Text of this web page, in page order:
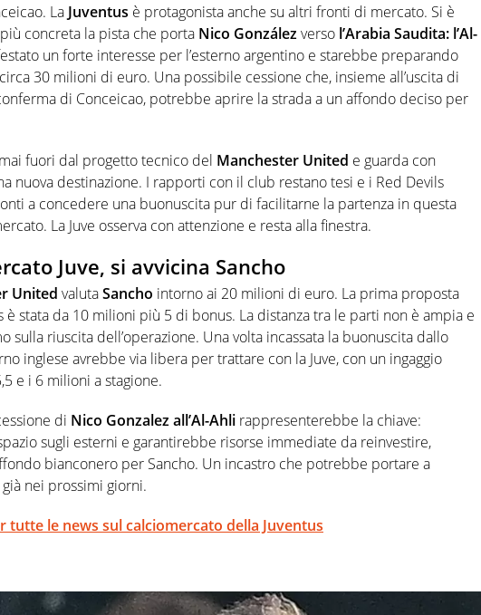
La Juventus è protagonista anche su altri fronti di mercato. Si è
concreta la pista che porta Nico Gonzálezverso l’Arabia Saudita: l’Al-
un forte interesse per l’esterno argentino e starebbe preparando
30 milioni di euro. Una possibile cessione che, insieme all’uscita di
di Conceicao, potrebbe aprire la strada a un affondo deciso per
fuori dal progetto tecnico del Manchester United e guarda con
nuova destinazione. I rapporti con il club restano tesi e i Red Devils
a concedere una buonuscita pur di facilitarne la partenza in questa
La Juve osserva con attenzione e resta alla finestra.
Juve, si avvicina Sancho
United valutaSancho intorno ai 20 milioni di euro. La prima proposta
è stata da 10 milioni più 5 di bonus. La distanza tra le parti non è ampia e
sulla riuscita dell’operazione. Una volta incassata la buonuscita dallo
inglese avrebbe via libera per trattare con la Juve, con un ingaggio
e i 6 milioni a stagione.
di Nico Gonzalez all’Al-Ahli rappresenterebbe la chiave:
sugli esterni e garantirebbe risorse immediate da reinvestire,
bianconero per Sancho. Un incastro che potrebbe portare a
già nei prossimi giorni.
tutte le news sul calciomercato della Juventus